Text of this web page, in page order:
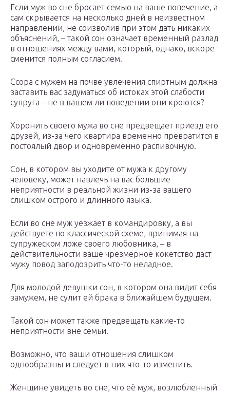
Если муж во сне бросает семью на ваше попечение, а
сам скрывается на несколько дней в неизвестном
направлении, не соизволив при этом дать никаких
объяснений, – такой сон означает временный разлад
в отношениях между вами, который, однако, вскоре
сменится полным согласием.
Ссора с мужем на почве увлечения спиртным должна
заставить вас задуматься об истоках этой слабости
супруга – не в вашем ли поведении они кроются?
Хоронить своего мужа во сне предвещает приезд его
друзей, из-за чего квартира временно превратится в
постоялый двор и одновременно распивочную.
Сон, в котором вы уходите от мужа к другому
человеку, может навлечь на вас большие
неприятности в реальной жизни из-за вашего
слишком острого и длинного языка.
Если во сне муж уезжает в командировку, а вы
действуете по классической схеме, принимая на
супружеском ложе своего любовника, – в
действительности ваше чрезмерное кокетство даст
мужу повод заподозрить что-то неладное.
Для молодой девушки сон, в котором она видит себя
замужем, не сулит ей брака в ближайшем будущем.
Такой сон может также предвещать какие-то
неприятности вне семьи.
Возможно, что ваши отношения слишком
однообразны и следует в них что-то изменить.
Женщине увидеть во сне, что её муж, возлюбленный